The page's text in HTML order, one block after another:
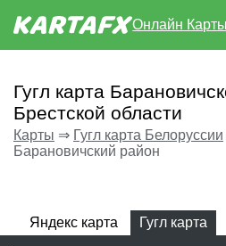
Онлайн Карты
Гугл карта
Брестской области
Карты ⇒ Гугл карта Белоруссии
Барановичский район
Яндекс карта Гугл карта